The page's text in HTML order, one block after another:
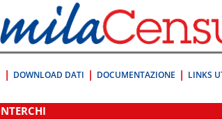
Contenuto
DOWNLOAD DATI DOCUMENTAZIONE LINKS